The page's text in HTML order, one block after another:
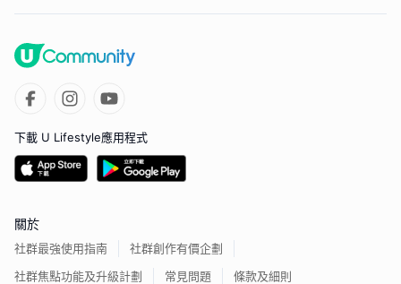
下載 U Lifestyle應用程式
關於
社群最強使用指南
社群創作有價企劃
社群焦點功能及升級計劃
常見問題 條款及細則